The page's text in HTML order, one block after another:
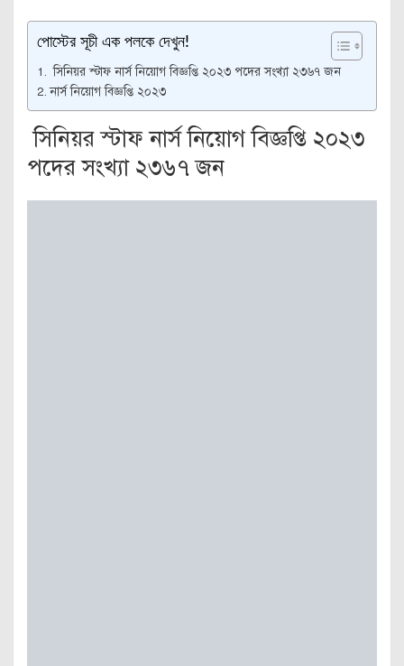
পোস্টের সূচী এক পলকে দেখুন!
সিনিয়র স্টাফ নার্স নিয়োগ বিজ্ঞপ্তি ২০২৩ পদের সংখ্যা ২৩৬৭ জন
নার্স নিয়োগ বিজ্ঞপ্তি ২০২৩
সিনিয়র স্টাফ নার্স নিয়োগ বিজ্ঞপ্তি ২০২৩
পদের সংখ্যা ২৩৬৭ জন